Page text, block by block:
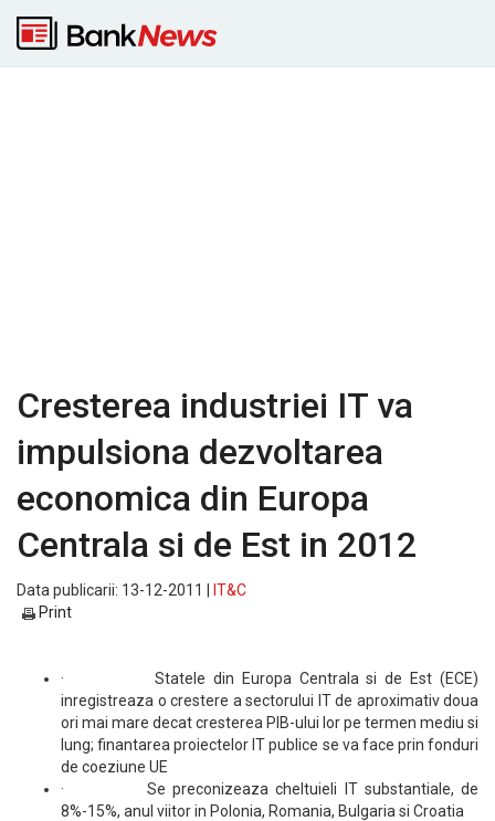
Cresterea industriei IT va
impulsiona dezvoltarea
economica din Europa
Centrala si de Est in 2012
Data publicarii: 13-12-2011 |
IT&C
Print
· Statele din Europa Centrala si de Est (ECE)
inregistreaza o crestere a sectorului IT de aproximativ doua
ori mai mare decat cresterea PIB-ului lor pe termen mediu si
lung; finantarea proiectelor IT publice se va face prin fonduri
de coeziune UE
· Se preconizeaza cheltuieli IT substantiale, de
8%-15%, anul viitor in Polonia, Romania, Bulgaria si Croatia